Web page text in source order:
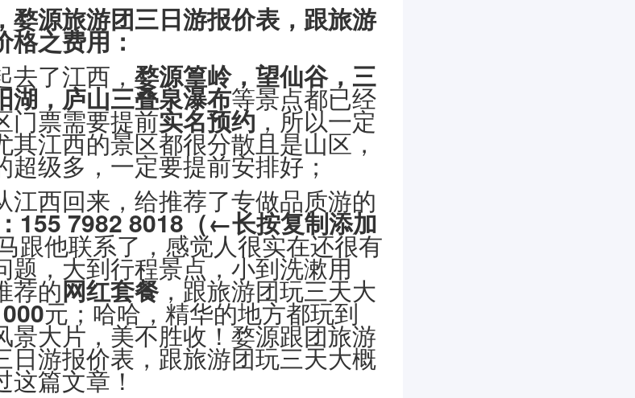
婺源旅游团三日游报价表，跟旅游
格之费用：
了江西， 婺源篁岭，望仙谷，三
湖，庐山三叠泉瀑布等景点都已经
门票需要提前实名预约，所以一定
其江西的景区都很分散且是山区，
超级多，一定要提前安排好；
江西回来，给推荐了专做品质游的
155 7982 8018（←长按复制添加
跟他联系了，感觉人很实在还很有
题，大到行程景点，小到洗漱用
荐的网红套餐，跟旅游团玩三天大
元；哈哈，精华的地方都玩到
景大片，美不胜收！婺源跟团旅游
日游报价表，跟旅游团玩三天大概
这篇文章！